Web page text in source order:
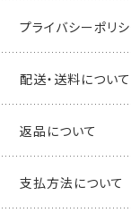
プライバシーポリ
配送・送料について
返品について
支払方法について